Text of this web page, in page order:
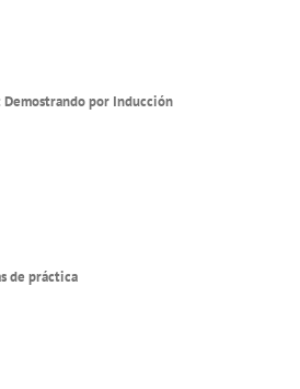
por Inducción
de práctica